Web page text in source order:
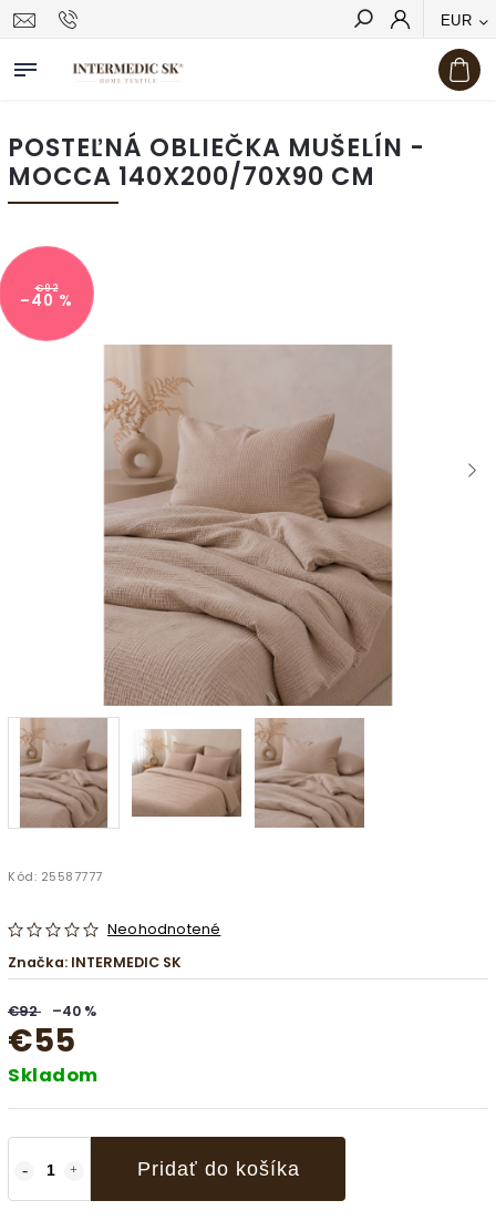
EUR
Hľadať
POSTEĽNÁ OBLIEČKA MUŠELÍN -
MOCCA 140X200/70X90 CM
€92
–40 %
Kód: 25587777
Neohodnotené
Značka: INTERMEDIC SK
€92 –40 %
€55
Skladom
Pridať do košíka